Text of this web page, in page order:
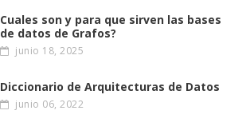
Cuales son y para que sirven las bases
de datos de Grafos?
junio 18, 2025
Diccionario de Arquitecturas de Datos
junio 06, 2022